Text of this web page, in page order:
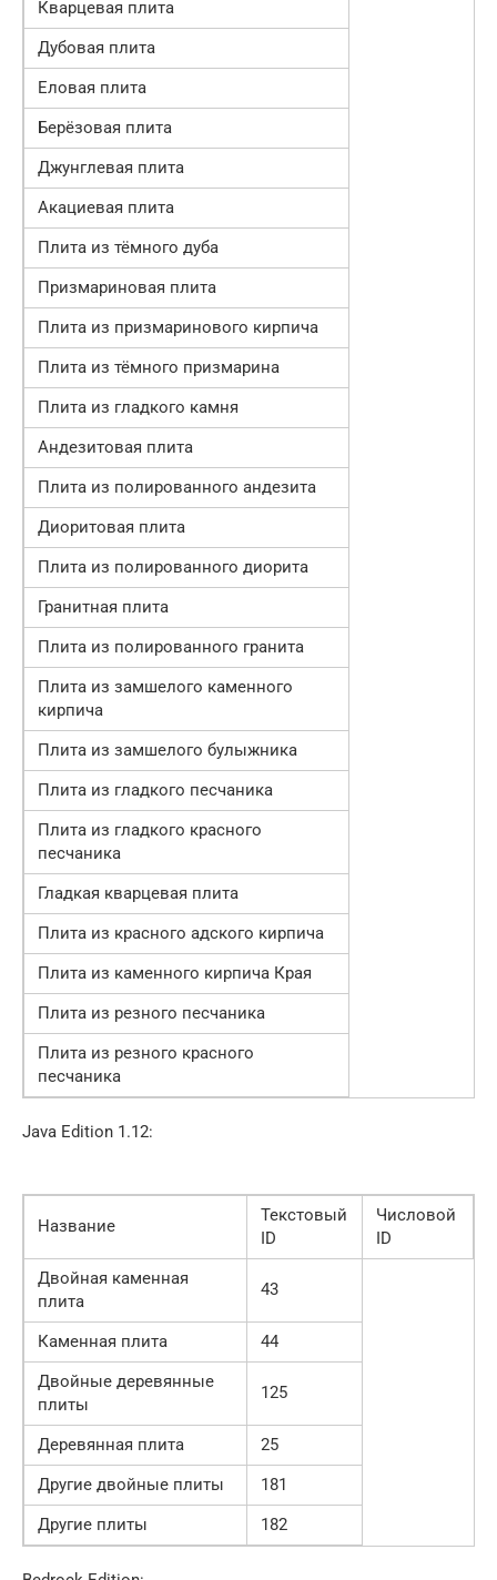
Кварцевая плита
Дубовая плита
Еловая плита
Берёзовая плита
Джунглевая плита
Акациевая плита
Плита из тёмного дуба
Призмариновая плита
Плита из призмаринового кирпича
Плита из тёмного призмарина
Плита из гладкого камня
Андезитовая плита
Плита из полированного андезита
Диоритовая плита
Плита из полированного диорита
Гранитная плита
Плита из полированного гранита
Плита из замшелого каменного
кирпича
Плита из замшелого булыжника
Плита из гладкого песчаника
Плита из гладкого красного
песчаника
Гладкая кварцевая плита
Плита из красного адского кирпича
Плита из каменного кирпича Края
Плита из резного песчаника
Плита из резного красного
песчаника
Java Edition 1.12:
Название
Текстовый
ID
Числовой
ID
Двойная каменная
плита
43
Каменная плита
44
Двойные деревянные
плиты
125
Деревянная плита
25
Другие двойные плиты
181
Другие плиты
182